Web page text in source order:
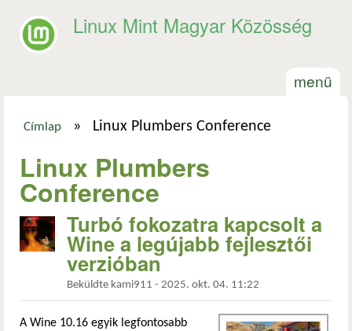
Linux Mint Magyar Közösség
menü
Címlap » Linux Plumbers Conference
Linux Plumbers
Conference
Turbó fokozatra kapcsolt a
Wine a legújabb fejlesztői
verzióban
Beküldte kami911 - 2025. okt. 04. 11:22
A Wine 10.16 egyik legfontosabb